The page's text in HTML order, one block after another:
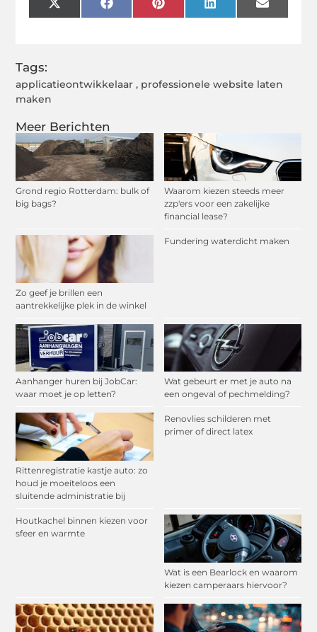
Meer Berichten
Grond regio Rotterdam: bulk of
big bags?
Waarom kiezen steeds meer
zzp'ers voor een zakelijke
financial lease?
Zo geef je brillen een
aantrekkelijke plek in de winkel
Fundering waterdicht maken
Aanhanger huren bij JobCar:
waar moet je op letten?
Wat gebeurt er met je auto na
een ongeval of pechmelding?
Rittenregistratie kastje auto: zo
houd je moeiteloos een
sluitende administratie bij
Renovlies schilderen met
primer of direct latex
Houtkachel binnen kiezen voor
sfeer en warmte
Wat is een Bearlock en waarom
kiezen camperaars hiervoor?
X
(Twitter)
FacebookPinterestLinkedInEmail
Tags:
applicatieontwikkelaar , professionele website laten
maken